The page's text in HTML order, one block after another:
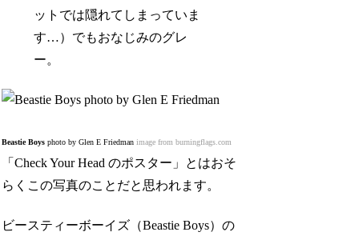
ットでは隠れてしまっていま
す…）でもおなじみのグレ
ー。
Beastie Boys photo by Glen E Friedmanimage from burningflags.com
「Check Your Head のポスター」とはおそ
らくこの写真のことだと思われます。
ビースティーボーイズ（Beastie Boys）の